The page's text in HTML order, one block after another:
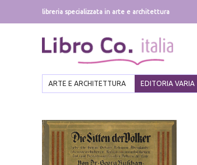
libreria specializzata in arte e architettura
ARTE E ARCHITETTURA EDITORIA VARIA